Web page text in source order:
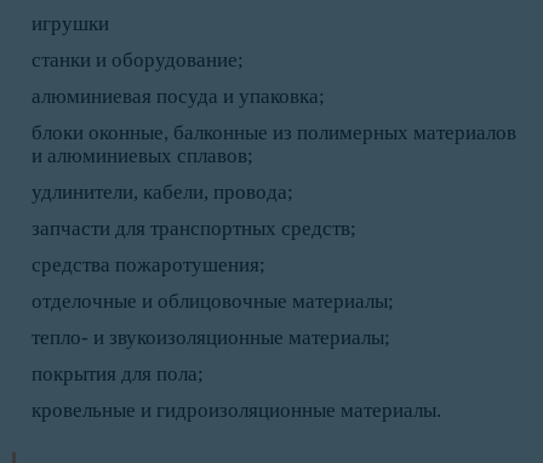
игрушки
станки и оборудование;
алюминиевая посуда и упаковка;
блоки оконные, балконные из полимерных материалов
и алюминиевых сплавов;
удлинители, кабели, провода;
запчасти для транспортных средств;
средства пожаротушения;
отделочные и облицовочные материалы;
тепло- и звукоизоляционные материалы;
покрытия для пола;
кровельные и гидроизоляционные материалы.